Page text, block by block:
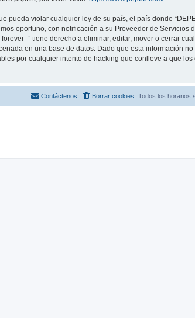
pueda violar cualquier ley de su país, el país donde
oportuno, con notificación a su Proveedor de Servicios
-” tiene derecho a eliminar, editar, mover o cerrar
en una base de datos. Dado que esta información no
por cualquier intento de hacking que conlleve a que los
Todos los horarios
Borrar cookies
Contáctenos